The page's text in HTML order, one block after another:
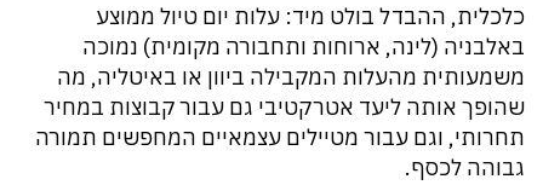
כלכלית, ההבדל בולט מיד: עלות יום טיול ממוצע
באלבניה (לינה, ארוחות ותחבורה מקומית) נמוכה
משמעותית מהעלות המקבילה ביוון או באיטליה, מה
שהופך אותה ליעד אטרקטיבי גם עבור קבוצות במחיר
תחרותי, וגם עבור מטיילים עצמאיים המחפשים תמורה
גבוהה לכסף.